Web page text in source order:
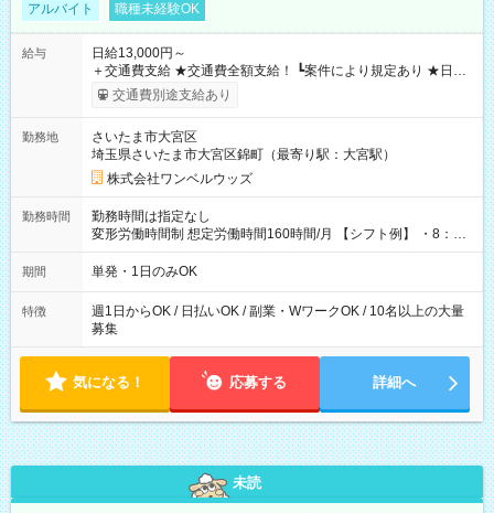
アルバイト 職種未経験OK
給与
日給13,000円～
＋交通費支給 ★交通費全額支給！ ┗案件により規定あり ★日払
いOK！（規定あり） ┗働いたその日に現金GET♪ お仕事後はコ
ンビニATMから 日払い分を引き落とせます！ 【試用期間】試
交通費別途支給あり
勤務地
さいたま市大宮区
埼玉県さいたま市大宮区錦町（最寄り駅：大宮駅）
株式会社ワンベルウッズ
勤務時間
勤務時間は指定なし
変形労働時間制 想定労働時間160時間/月 【シフト例】 ・8：00
～21：00
期間 単発・1日のみOK
特徴
週1日からOK / 日払いOK / 副業・WワークOK / 10名以上の大量
募集
気になる！ 応募する 詳細へ
未読